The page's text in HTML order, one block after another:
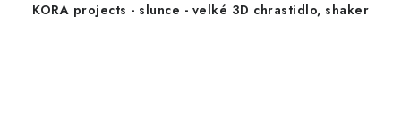
KORA projects - slunce - velké 3D chrastidlo, shaker